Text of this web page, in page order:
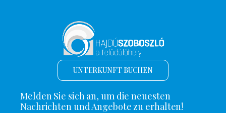
UNTERKUNFT BUCHEN
Melden Sie sich an, um die neuesten
Nachrichten und Angebote zu erhalten!